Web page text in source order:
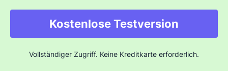
Kostenlose Testversion
Vollständiger Zugriff. Keine Kreditkarte erforderlich.